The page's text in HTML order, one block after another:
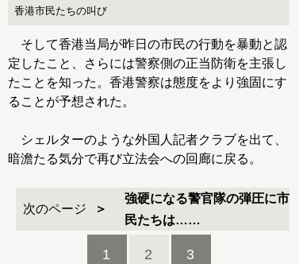
香港市民たちの叫び
そして香港当局が昨日の市民の行動を暴動と認
定したこと、さらには警察側の正当防衛を主張し
たことを知った。香港警察は態度をより強固にす
ることが予想された。
シェルターのような外国人記者クラブを出て、
暗澹たる気分で再び立法会への回廊に戻る。
次のページ
強硬になる警官隊の弾圧に市
民たちは……
1 2 3